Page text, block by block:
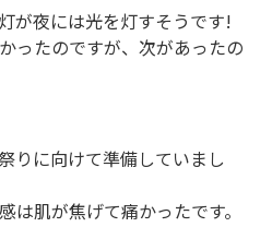
が夜には光を灯すそうです!
ったのですが、次があったの
りに向けて準備していまし
は肌が焦げて痛かったです。